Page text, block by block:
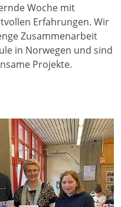
Woche mit
Erfahrungen. Wir
Zusammenarbeit
in Norwegen und sind
Projekte.